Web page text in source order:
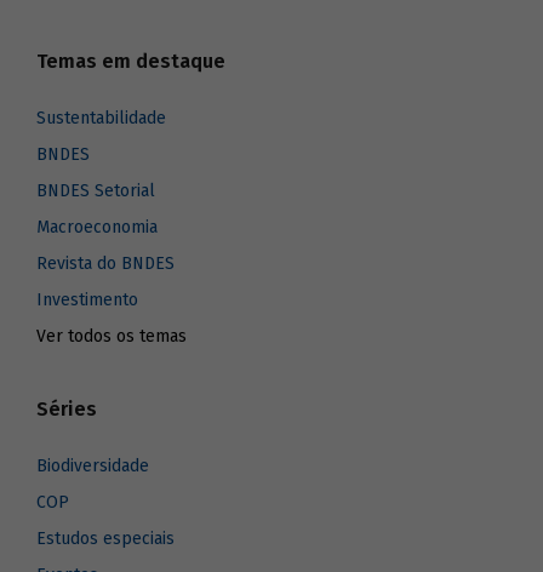
Temas em destaque
Sustentabilidade
BNDES
BNDES Setorial
Macroeconomia
Revista do BNDES
Investimento
Ver todos os temas
Séries
Biodiversidade
COP
Estudos especiais